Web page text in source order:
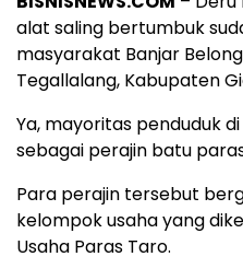
alat saling bertumbuk
masyarakat Banjar
Tegallalang, Kabupaten
Ya, mayoritas penduduk
sebagai perajin batu
Para perajin tersebut
kelompok usaha yang
Usaha Paras Taro.